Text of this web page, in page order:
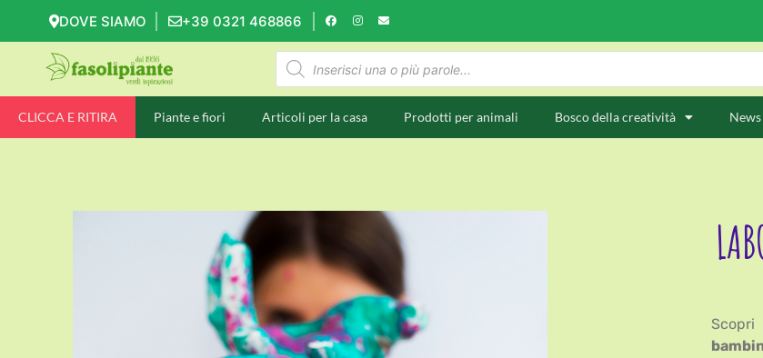
DOVE SIAMO +39 0321 468866
CLICCA E RITIRA Piante e fiori Articoli per la casa Prodotti per animali Bosco della creatività News